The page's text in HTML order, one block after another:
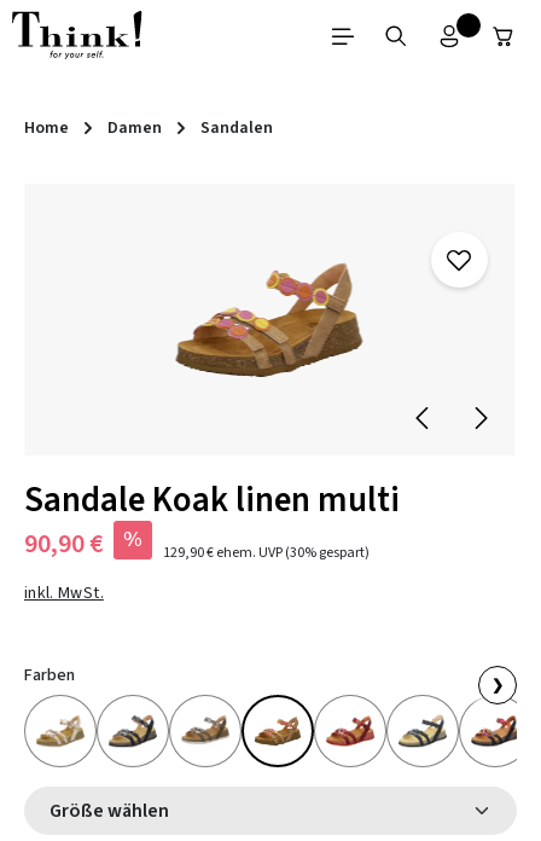
Zum Hauptinhalt springen
Home Damen Sandalen
Sandale Koak linen multi
90,90 € % 129,90 €ehem. UVP(30% gespart)
inkl. MwSt.
Farben ❯
Größe wählen